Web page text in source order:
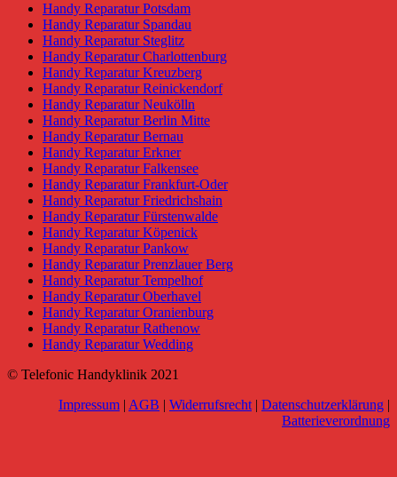
Handy Reparatur Potsdam
Handy Reparatur Spandau
Handy Reparatur Steglitz
Handy Reparatur Charlottenburg
Handy Reparatur Kreuzberg
Handy Reparatur Reinickendorf
Handy Reparatur Neukölln
Handy Reparatur Berlin Mitte
Handy Reparatur Bernau
Handy Reparatur Erkner
Handy Reparatur Falkensee
Handy Reparatur Frankfurt-Oder
Handy Reparatur Friedrichshain
Handy Reparatur Fürstenwalde
Handy Reparatur Köpenick
Handy Reparatur Pankow
Handy Reparatur Prenzlauer Berg
Handy Reparatur Tempelhof
Handy Reparatur Oberhavel
Handy Reparatur Oranienburg
Handy Reparatur Rathenow
Handy Reparatur Wedding
© Telefonic Handyklinik 2021
Impressum | AGB | Widerrufsrecht | Datenschutzerklärung |
Batterieverordnung